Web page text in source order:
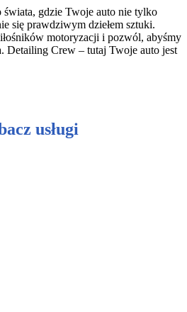
świata, gdzie Twoje auto nie tylko
się prawdziwym dziełem sztuki.
motoryzacji i pozwól, abyśmy
Detailing Crew – tutaj Twoje auto jest
usługi